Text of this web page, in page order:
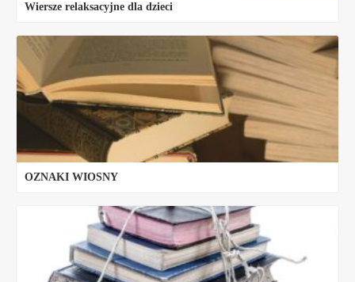
Wiersze relaksacyjne dla dzieci
OZNAKI WIOSNY